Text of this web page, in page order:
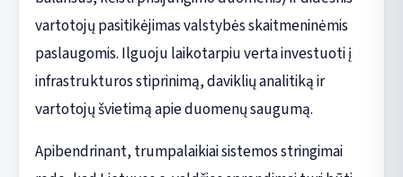
vartotojų pasitikėjimas valstybės skaitmeninėmis
paslaugomis. Ilguoju laikotarpiu verta investuoti į
infrastrukturos stiprinimą, daviklių analitiką ir
vartotojų švietimą apie duomenų saugumą.
Apibendrinant, trumpalaikiai sistemos stringimai